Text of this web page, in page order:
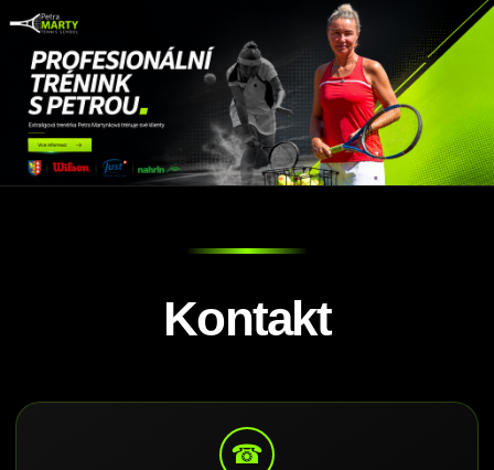
Kontakt
☎